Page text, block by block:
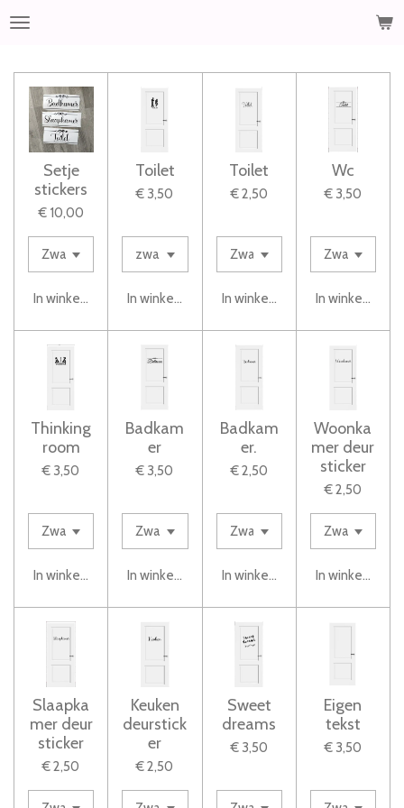
Ga
de
hoofdinhoud
Setje
stickers
€ 10,00
In winkelwagen
Toilet
€ 3,50
In winkelwagen
Toilet
€ 2,50
In winkelwagen
Wc
€ 3,50
In winkelwagen
Thinking
room
€ 3,50
In winkelwagen
Badkam
er
€ 3,50
In winkelwagen
Badkam
er.
€ 2,50
In winkelwagen
Woonka
mer deur
sticker
€ 2,50
In winkelwagen
Slaapka
mer deur
sticker
€ 2,50
Keuken
deurstick
er
€ 2,50
Sweet
dreams
€ 3,50
Eigen
tekst
€ 3,50